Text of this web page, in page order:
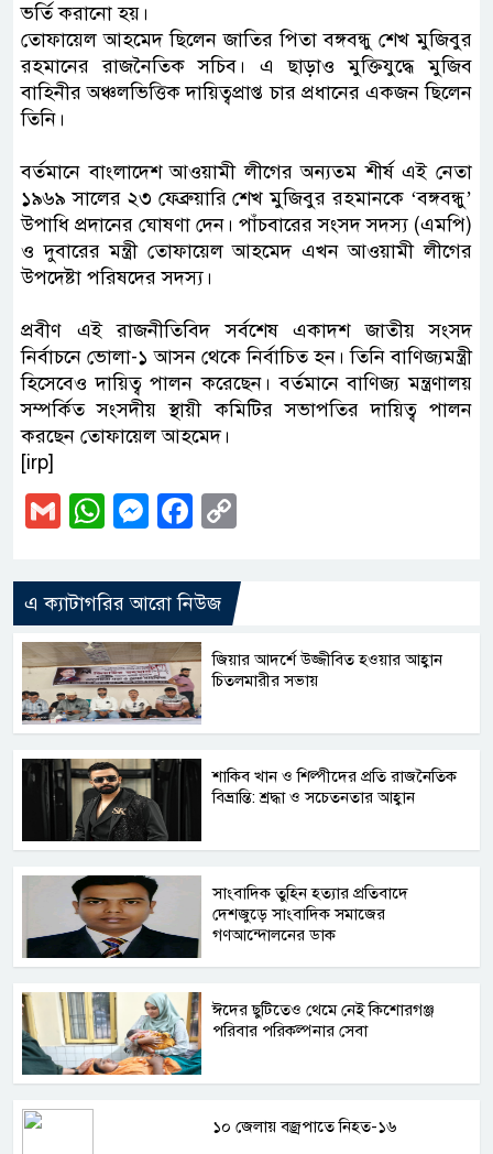
ভর্তি করানো হয়।
তোফায়েল আহমেদ ছিলেন জাতির পিতা বঙ্গবন্ধু শেখ মুজিবুর
রহমানের রাজনৈতিক সচিব। এ ছাড়াও মুক্তিযুদ্ধে মুজিব
বাহিনীর অঞ্চলভিত্তিক দায়িত্বপ্রাপ্ত চার প্রধানের একজন ছিলেন
তিনি।
বর্তমানে বাংলাদেশ আওয়ামী লীগের অন্যতম শীর্ষ এই নেতা
১৯৬৯ সালের ২৩ ফেব্রুয়ারি শেখ মুজিবুর রহমানকে ‘বঙ্গবন্ধু’
উপাধি প্রদানের ঘোষণা দেন। পাঁচবারের সংসদ সদস্য (এমপি)
ও দুবারের মন্ত্রী তোফায়েল আহমেদ এখন আওয়ামী লীগের
উপদেষ্টা পরিষদের সদস্য।
প্রবীণ এই রাজনীতিবিদ সর্বশেষ একাদশ জাতীয় সংসদ
নির্বাচনে ভোলা-১ আসন থেকে নির্বাচিত হন। তিনি বাণিজ্যমন্ত্রী
হিসেবেও দায়িত্ব পালন করেছেন। বর্তমানে বাণিজ্য মন্ত্রণালয়
সম্পর্কিত সংসদীয় স্থায়ী কমিটির সভাপতির দায়িত্ব পালন
করছেন তোফায়েল আহমেদ।
[irp]
GmailWhatsApp
Messenger
Facebook
এ ক্যাটাগরির আরো নিউজ
জিয়ার আদর্শে উজ্জীবিত হওয়ার আহ্বান
চিতলমারীর সভায়
শাকিব খান ও শিল্পীদের প্রতি রাজনৈতিক
বিভ্রান্তি: শ্রদ্ধা ও সচেতনতার আহ্বান
সাংবাদিক তুহিন হত্যার প্রতিবাদে
দেশজুড়ে সাংবাদিক সমাজের
গণআন্দোলনের ডাক
ঈদের ছুটিতেও থেমে নেই কিশোরগঞ্জ
পরিবার পরিকল্পনার সেবা
১০ জেলায় বজ্রপাতে নিহত-১৬